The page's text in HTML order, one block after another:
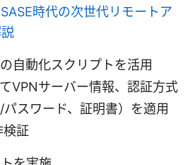
時代の次世代リモートア
自動化スクリプトを活用
VPNサーバー情報、認証方式
/パスワード、証明書）を適用
検証